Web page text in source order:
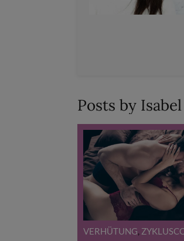
Posts by Isabel
VERHÜTUNG,